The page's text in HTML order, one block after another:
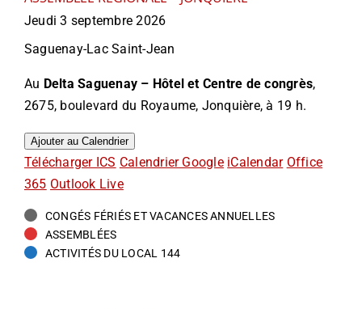
Jeudi 3 septembre 2026
Saguenay-Lac Saint-Jean
Au Delta Saguenay – Hôtel et Centre de congrès,
2675, boulevard du Royaume, Jonquière, à 19 h.
Ajouter au Calendrier
Télécharger ICS Calendrier Google iCalendar Office
365 Outlook Live
CONGÉS FÉRIÉS ET VACANCES ANNUELLES
ASSEMBLÉES
ACTIVITÉS DU LOCAL 144